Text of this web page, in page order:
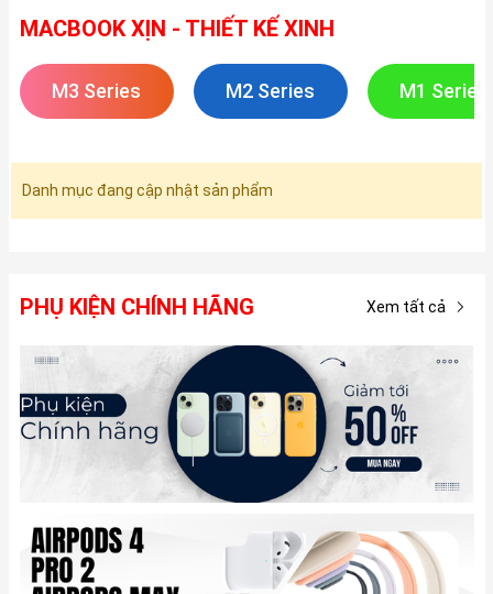
MACBOOK XỊN - THIẾT KẾ XINH
M3 Series M2 Series M1 Series
Danh mục đang cập nhật sản phẩm
PHỤ KIỆN CHÍNH HÃNG Xem tất cả